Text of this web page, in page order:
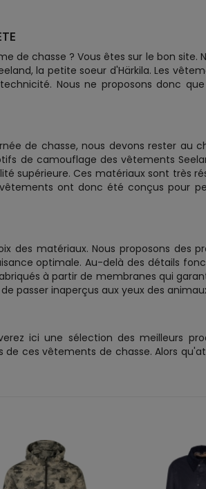
chasse ? Vous êtes sur le bon site.
la petite soeur d'Härkila. Les
Nous ne proposons donc
de chasse, nous devons rester au
de camouflage des vêtements
supérieure. Ces matériaux sont très
ont donc été conçus pour
matériaux. Nous proposons des
optimale. Au-delà des détails
à partir de membranes qui
passer inaperçus aux yeux des
ici une sélection des meilleurs
ces vêtements de chasse. Alors